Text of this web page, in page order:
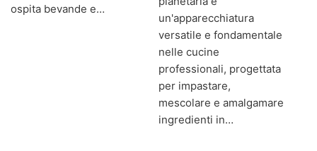
ospita bevande e…
un'apparecchiatura
versatile e fondamentale
nelle cucine
professionali, progettata
per impastare,
mescolare e amalgamare
ingredienti in…